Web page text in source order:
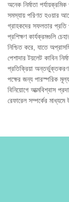
অনেক নির্মাতা
সমস্যায় পরিণত হওয়ার
গ্রাহকদের সফলতার প্রতি
প্রশিক্ষণ কার্যক্রমগুলি
নিশ্চিত করে, যাতে
পেশাদার টয়লেট কাবিন
প্রতিক্রিয়া
পক্ষের জন্য পারস্পরিক
বিনিয়োগে আত্মবিশ্বাস
রেফারেল সম্পর্কের